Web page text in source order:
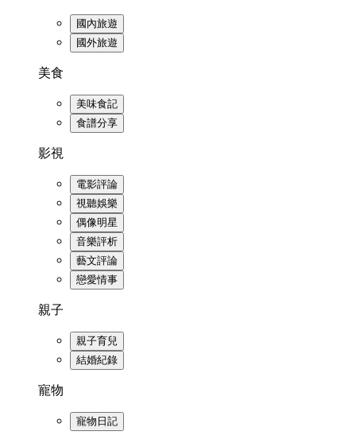
國內旅遊
國外旅遊
美食
美味食記
食譜分享
影視
電影評論
視聽娛樂
偶像明星
音樂評析
藝文評論
戀愛情事
親子
親子育兒
結婚紀錄
寵物
寵物日記